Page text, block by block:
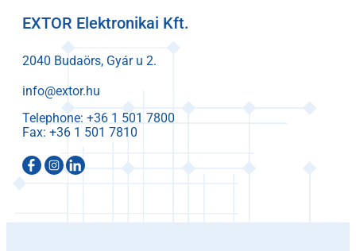
EXTOR Elektronikai Kft.
2040 Budaörs, Gyár u 2.
info@extor.hu
Telephone:
Fax: